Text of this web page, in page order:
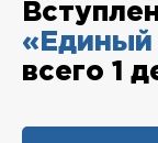
всего 1